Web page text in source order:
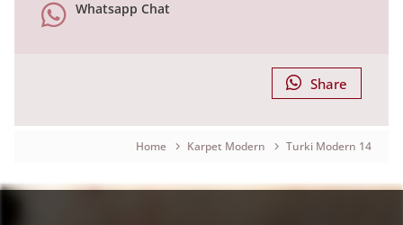
Whatsapp Chat
Share
Breadcrumb
Home Karpet Modern Turki Modern 14